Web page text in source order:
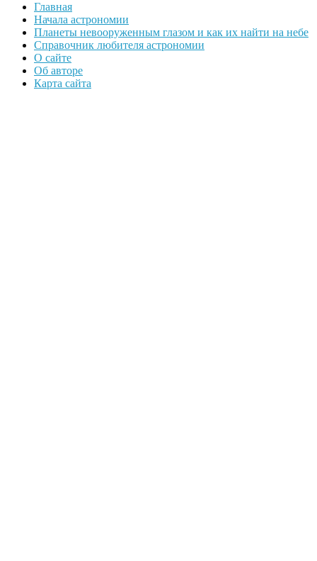
Главная
Начала астрономии
Планеты невооруженным глазом и как их найти на небе
Справочник любителя астрономии
О сайте
Об авторе
Карта сайта